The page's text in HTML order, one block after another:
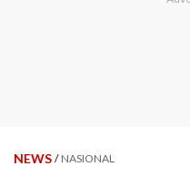
NEWS / NASIONAL